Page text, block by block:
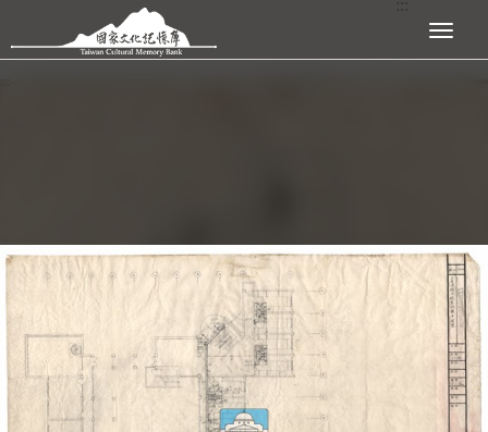
跳到主要內容區塊 展開選單